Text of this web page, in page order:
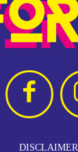
DISCLAIMER